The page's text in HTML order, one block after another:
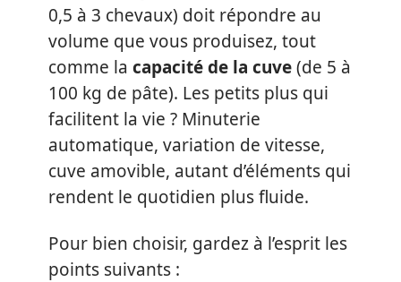
0,5 à 3 chevaux) doit répondre au
volume que vous produisez, tout
comme la capacité de la cuve(de 5 à
100 kg de pâte). Les petits plus qui
facilitent la vie ? Minuterie
automatique, variation de vitesse,
cuve amovible, autant d’éléments qui
rendent le quotidien plus fluide.
Pour bien choisir, gardez à l’esprit les
points suivants :